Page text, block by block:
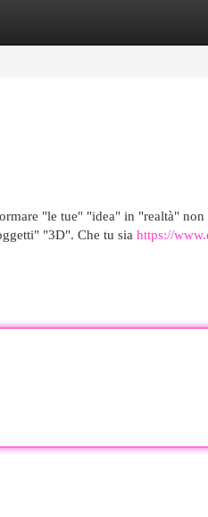
"le tue" "idea" in "realtà"
"3D". Che tu sia https://